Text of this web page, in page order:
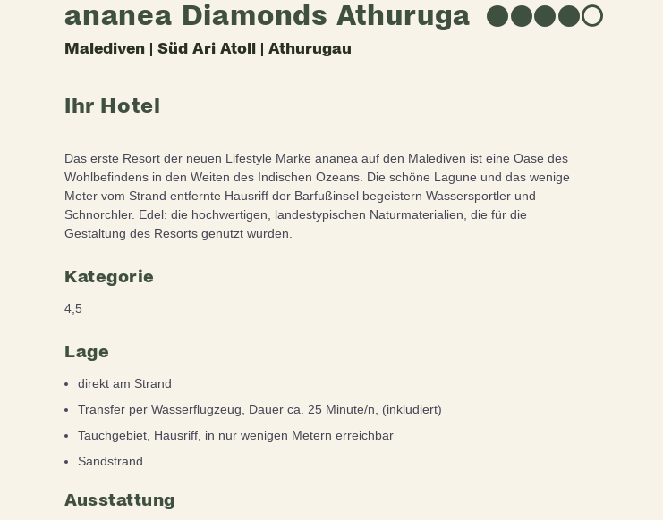
ananea Diamonds Athuruga ★★★★☆
Malediven | Süd Ari Atoll | Athurugau
Ihr Hotel
Das erste Resort der neuen Lifestyle Marke ananea auf den Malediven ist eine Oase des
Wohlbefindens in den Weiten des Indischen Ozeans. Die schöne Lagune und das wenige
Meter vom Strand entfernte Hausriff der Barfußinsel begeistern Wassersportler und
Schnorchler. Edel: die hochwertigen, landestypischen Naturmaterialien, die für die
Gestaltung des Resorts genutzt wurden.
Kategorie
4,5
Lage
direkt am Strand
Transfer per Wasserflugzeug, Dauer ca. 25 Minute/n, (inkludiert)
Tauchgebiet, Hausriff, in nur wenigen Metern erreichbar
Sandstrand
Ausstattung